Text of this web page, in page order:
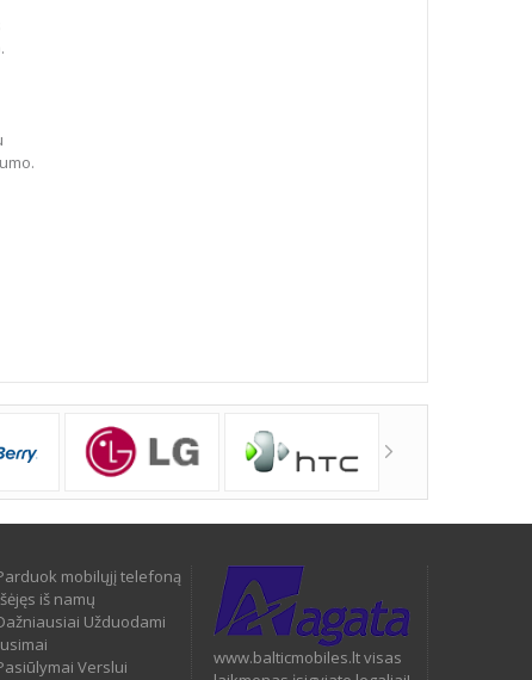
mobilųjį telefoną
iš namų
Užduodami
Verslui
www.balticmobiles.lt visas